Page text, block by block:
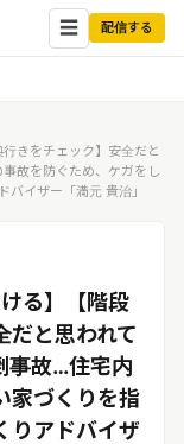
☰ 配信する
きをチェック】安全だと
故を防ぐため、ケガをし
イザー「満元 貴治」
る】【階段
だと思われて
事故…住宅内
家づくりを指
りアドバイザ